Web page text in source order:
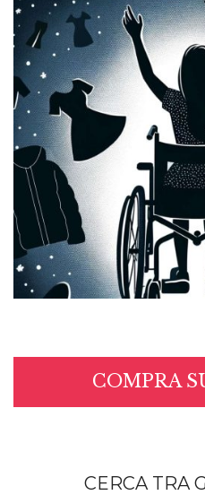
COMPRA
CERCA TRA